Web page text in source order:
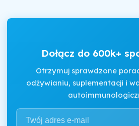
Dołącz do 600k+
Otrzymuj sprawdzone
odżywianiu, suplementacji i